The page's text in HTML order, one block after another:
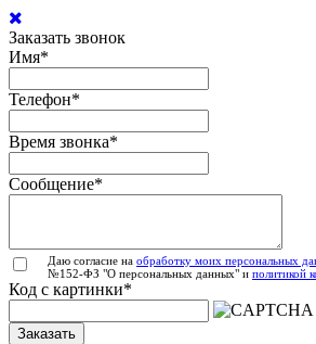
Заказать звонок
Имя*
Телефон*
Время звонка*
Сообщение*
Даю согласие на обработку моих персональных
№152-ФЗ "О персональных данных" и политикой
Код с картинки*
Заказать